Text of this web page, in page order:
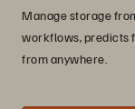
Manage storage
workflows, predicts
from anywhere.